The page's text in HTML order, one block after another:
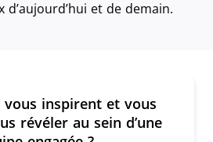
et de demain.
vous inspirent et vous
révéler au sein d’une